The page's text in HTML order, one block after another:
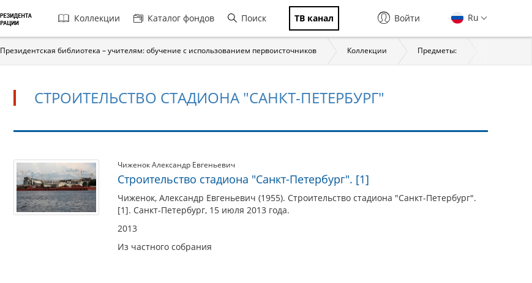
Главная
навигация
Коллекции Каталог фондов Поиск ТВ канал Ru
Войти
Президентская библиотека – учителям: обучение с использованием первоисточников Коллекции Предметы:
СТРОИТЕЛЬСТВО СТАДИОНА "САНКТ-ПЕТЕРБУРГ"
Строительство
стадиона
"Санкт-
Петербург"
Чиженок Александр Евгеньевич
Строительство стадиона "Санкт-Петербург". [1]
Чиженок, Александр Евгеньевич (1955). Строительство стадиона "Санкт-Петербург".
[1]. Санкт-Петербург, 15 июля 2013 года.
2013
Из частного собрания